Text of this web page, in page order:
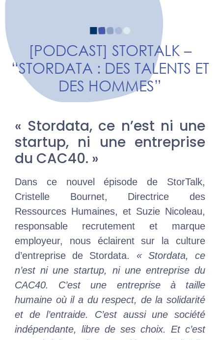
[PODCAST] STORTALK –
“STORDATA : DES TALENTS ET
DES HOMMES”
« Stordata, ce n’est ni une
startup, ni une entreprise
du CAC40. »
Dans ce nouvel épisode de StorTalk,
Cristelle Bournet, Directrice des
Ressources Humaines, et Suzie Nicoleau,
responsable recrutement et marque
employeur, nous éclairent sur la culture
d’entreprise de Stordata. « Stordata, ce
n’est ni une startup, ni une entreprise du
CAC40. C’est une entreprise à taille
humaine où il a du respect, de la solidarité
et de l’entraide. C’est aussi une société
indépendante, libre de ses choix. Et c’est